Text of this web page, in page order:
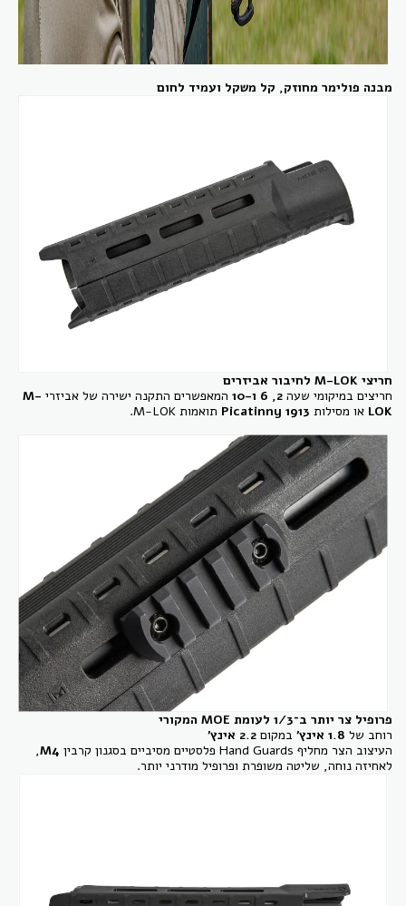
מבנה פולימר מחוזק, קל משקל ועמיד לחום
חריצי M-LOK לחיבור אביזרים
חריצים במיקומי שעה 2, 6 ו-10 המאפשרים התקנה ישירה של אביזרי M-
LOK או מסילות Picatinny 1913 תואמות M-LOK.
פרופיל צר יותר ב־1/3 לעומת MOE המקורי
רוחב של 1.8 אינץ' במקום 2.2 אינץ'
העיצוב הצר מחליף Hand Guards פלסטיים מסיביים בסגנון קרבין
M4
,
לאחיזה נוחה, שליטה משופרת ופרופיל מודרני יותר.